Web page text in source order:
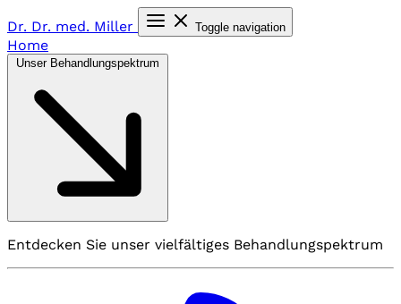
Dr. Dr. med. Miller Toggle navigation
Home
Entdecken Sie unser vielfältiges Behandlungspektrum